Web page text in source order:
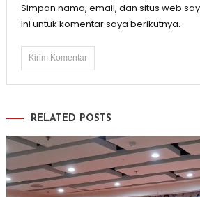
Simpan nama, email, dan situs web
ini untuk komentar saya berikutnya.
RELATED POSTS